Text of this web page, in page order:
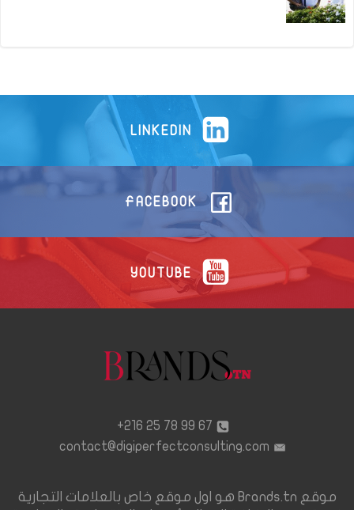
LINKEDIN
FACEBOOK
YOUTUBE
67 99 78 25 216+
contact@digiperfectconsulting.com
موقع Brands.tn هو اول موقع خاص بالعلامات التجارية